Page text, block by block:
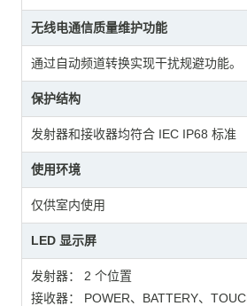
无线电通信质量维护功能
通过自动频道转换实现干扰规避功能。
保护结构
发射器和接收器均符合 IEC IP68 标准
使用环境
仅供室内使用
LED 显示屏
发射器： 2 个位置
接收器： POWER、BATTERY、